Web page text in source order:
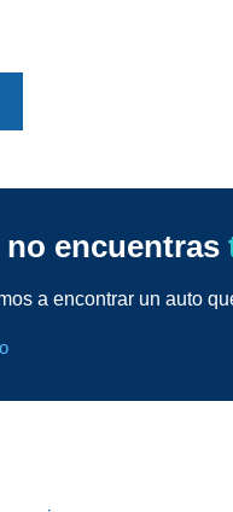
encuentras
a encontrar un auto